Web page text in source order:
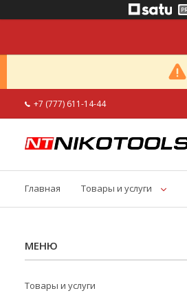
+7 (777) 611-14-44
Главная Товары и услуги
Товары и услуги